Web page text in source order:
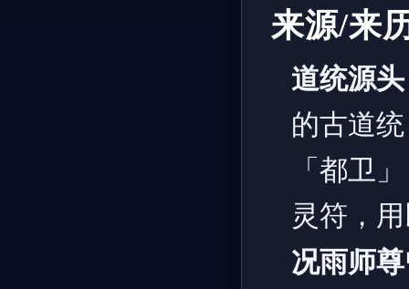
来源/来
道统源头
的古道
「都卫
灵符，
况雨师